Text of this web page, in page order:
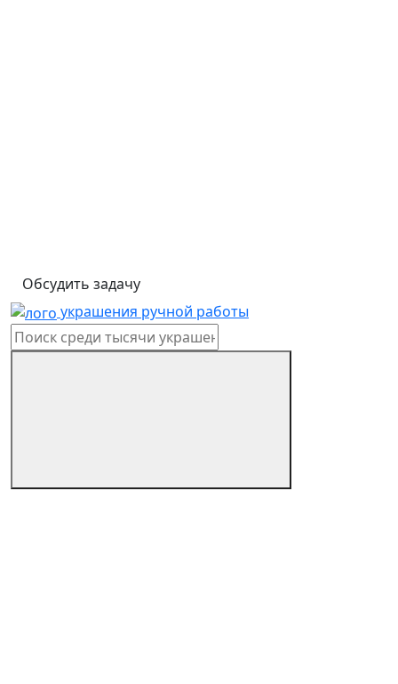
Обсудить задачу
украшения ручной работы